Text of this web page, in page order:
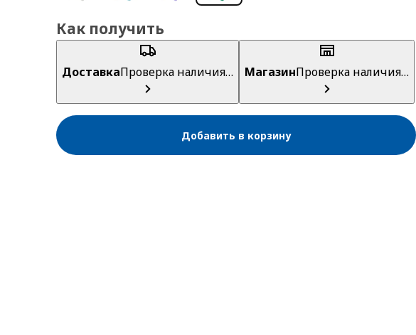
Как получить
ДоставкаПроверка наличия… МагазинПроверка наличия…
Добавить в корзину